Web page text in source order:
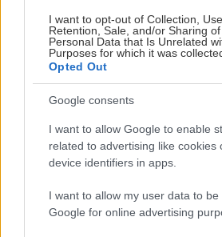
I want to opt-out of Collection, Use,
Retention, Sale, and/or Sharing
Personal Data that Is Unrelated
Purposes for which it was
Opted Out
Google consents
I want to allow Google to enable
related to advertising like cookies
device identifiers in apps.
I want to allow my user data to be
Google for online advertising